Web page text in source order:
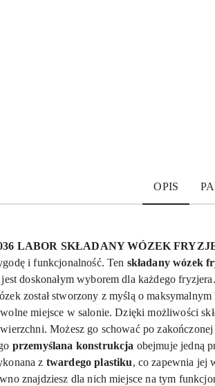
OPIS
LABOR SKŁADANY WÓZEK
i funkcjonalność. Ten składany wózek
jest doskonałym wyborem dla każdego fryzjera.
został stworzony z myślą o
miejsce w salonie. Dzięki możliwości
Możesz go schować po
przemyślana konstrukcja obejmuje jedną
z twardego plastiku, co zapewnia jej
znajdziesz dla nich miejsce na tym